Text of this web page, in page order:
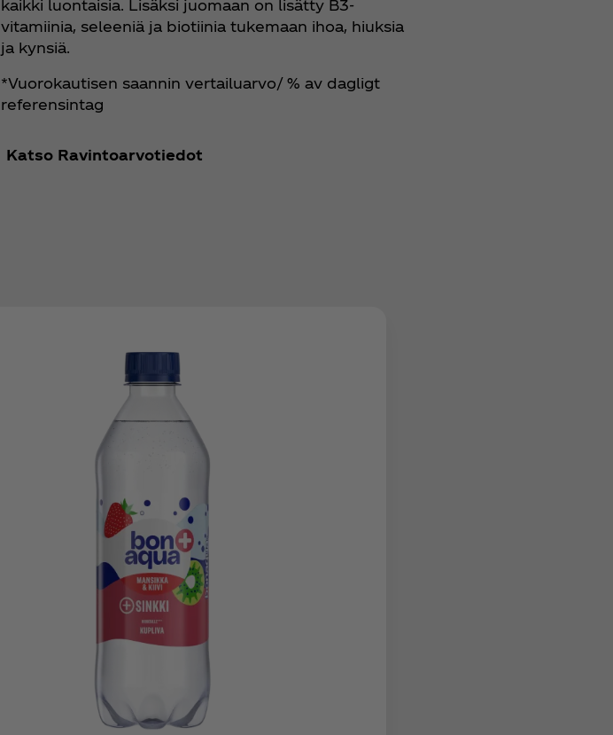
kaikki luontaisia. Lisäksi juomaan on lisätty B3-
vitamiinia, seleeniä ja biotiinia tukemaan ihoa, hiuksia
ja kynsiä.
*Vuorokautisen saannin vertailuarvo/ % av dagligt
referensintag
Katso Ravintoarvotiedot